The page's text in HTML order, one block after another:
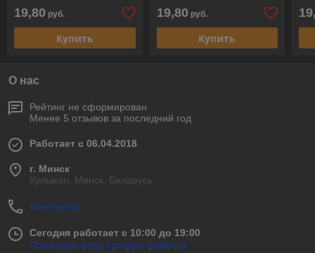
19,80 руб.
Купить
19,80 руб.
Купить
О нас
Рейтинг не сформирован
Менее 5 отзывов за последний год
Работает с 06.04.2018
г. Минск
Кульман, Минск, Беларусь
Контакты
Сегодня работает с 10:00 до 19:00
Показать весь график работы